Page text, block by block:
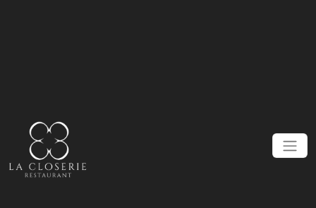
Retrouvez toutes les modalités de
réservation pour les groupes